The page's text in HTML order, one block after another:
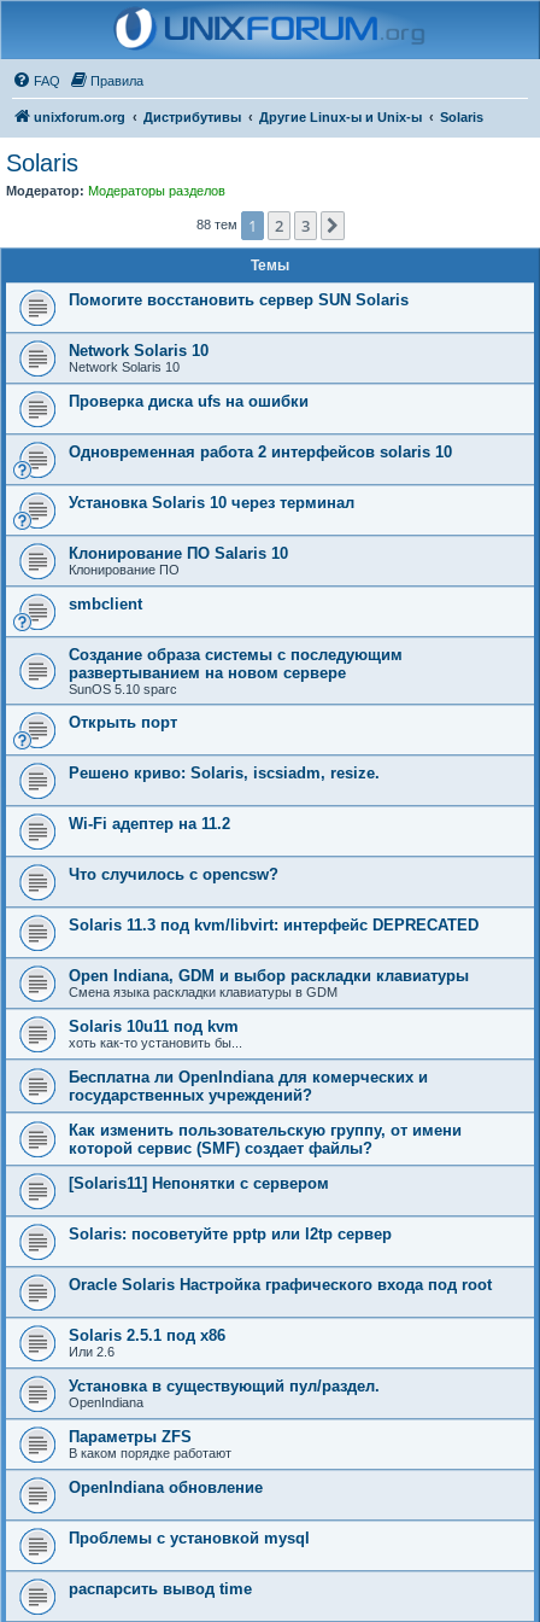
FAQ Правила
unixforum.org Дистрибутивы Другие Linux-ы и Unix-ы Solaris
Solaris
Модератор: Модераторы разделов
88 тем 1 2 3
Темы
Помогите восстановить сервер SUN Solaris
Network Solaris 10
Network Solaris 10
Проверка диска ufs на ошибки
Одновременная работа 2 интерфейсов solaris 10
Установка Solaris 10 через терминал
Клонирование ПО Salaris 10
Клонирование ПО
smbclient
Создание образа системы с последующим
развертыванием на новом сервере
SunOS 5.10 sparc
Открыть порт
Решено криво: Solaris, iscsiadm, resize.
Wi-Fi адептер на 11.2
Что случилось с opencsw?
Solaris 11.3 под kvm/libvirt: интерфейс DEPRECATED
Open Indiana, GDM и выбор раскладки клавиатуры
Смена языка раскладки клавиатуры в GDM
Solaris 10u11 под kvm
хоть как-то установить бы...
Бесплатна ли OpenIndiana для комерческих и
государственных учреждений?
Как изменить пользовательскую группу, от имени
которой сервис (SMF) создает файлы?
[Solaris11] Непонятки с сервером
Solaris: посоветуйте pptp или l2tp сервер
Oracle Solaris Настройка графического входа под root
Solaris 2.5.1 под x86
Или 2.6
Установка в существующий пул/раздел.
OpenIndiana
Параметры ZFS
В каком порядке работают
OpenIndiana обновление
Проблемы с установкой mysql
распарсить вывод time